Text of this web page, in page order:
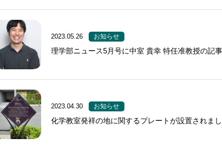
2023.05.26 お知らせ
理学部ニュース5月号に中室 貴幸 特任准教授の記
2023.04.30 お知らせ
化学教室発祥の地に関するプレートが設置されまし